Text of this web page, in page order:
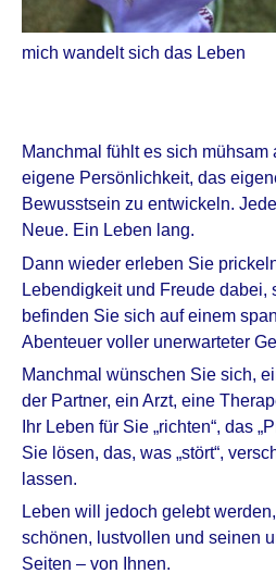
mich wandelt sich das Leben
Manchmal fühlt es sich mühsam
eigene Persönlichkeit, das
Bewusstsein zu entwickeln.
Neue. Ein Leben lang.
Dann wieder erleben Sie
Lebendigkeit und Freude dabei,
befinden Sie sich auf einem
Abenteuer voller unerwarteter
Manchmal wünschen Sie sich,
der Partner, ein Arzt, eine
Ihr Leben für Sie „richten“, das
Sie lösen, das, was „stört“,
lassen.
Leben will jedoch gelebt
schönen, lustvollen und seinen
Seiten – von Ihnen.